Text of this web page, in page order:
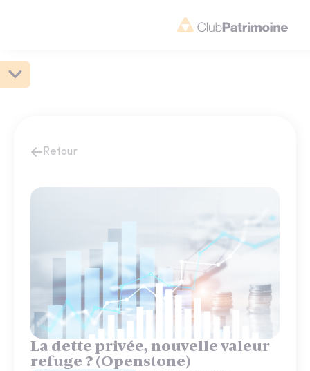
Retour
La dette privée, nouvelle valeur
refuge ? (Openstone)